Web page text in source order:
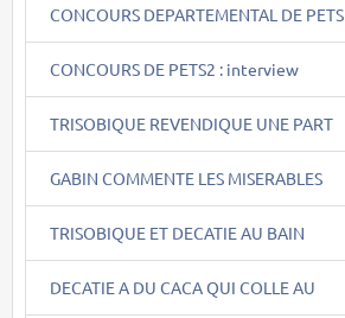
CONCOURS DEPARTEMENTAL DE PETS
CONCOURS DE PETS2 : interview
TRISOBIQUE REVENDIQUE UNE PART
GABIN COMMENTE LES MISERABLES
TRISOBIQUE ET DECATIE AU BAIN
DECATIE A DU CACA QUI COLLE AU